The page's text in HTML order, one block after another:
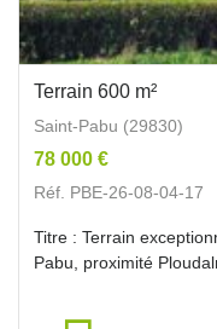
Terrain 600 m²
Saint-Pabu (29830)
78 000 €
Réf. PBE-26-08-04-17
Titre : Terrain
Pabu, proximité